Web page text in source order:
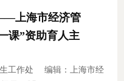
上海市经济管
课”资助育人主
工作处 编辑：上海市经